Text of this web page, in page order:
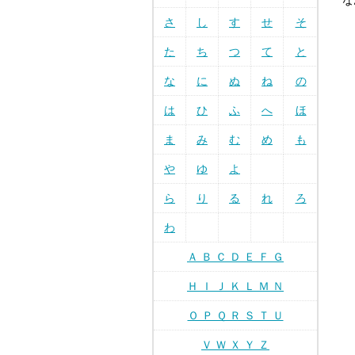
さ し す せ そ
た ち つ て と
な に ぬ ね の
は ひ ふ へ ほ
ま み む め も
や ゆ よ
ら り る れ ろ
わ
Ａ Ｂ Ｃ Ｄ Ｅ Ｆ Ｇ
Ｈ Ｉ Ｊ Ｋ Ｌ Ｍ Ｎ
Ｏ Ｐ Ｑ Ｒ Ｓ Ｔ Ｕ
Ｖ Ｗ Ｘ Ｙ Ｚ